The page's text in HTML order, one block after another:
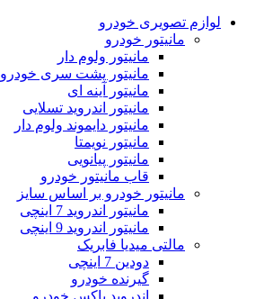
لوازم تصویری خودرو
مانیتور خودرو
مانیتور ولوم دار
مانیتور پشت سری خودرو
مانیتور آینه ای
مانیتور اندروید تسلایی
مانیتور دایموند ولوم دار
مانیتور نویمتا
مانیتور پیانویی
قاب مانیتور خودرو
مانیتور خودرو بر اساس سایز
مانیتور اندروید 7 اینچی
مانیتور اندروید 9 اینچی
مالتی میدیا فابریک
دودین 7 اینچی
گیرنده خودرو
اندروید باکس خودرو